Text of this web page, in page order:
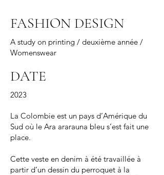
FASHION DESIGN
A study on printing / deuxième année /
Womenswear
DATE
2023
La Colombie est un pays d’Amérique du
Sud où le Ara ararauna bleu s’est fait une
place.
Cette veste en denim à été travaillée à
partir d’un dessin du perroquet à la